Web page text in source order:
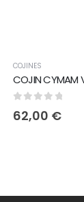
COJINES
COJIN CYMAM
62,00 €